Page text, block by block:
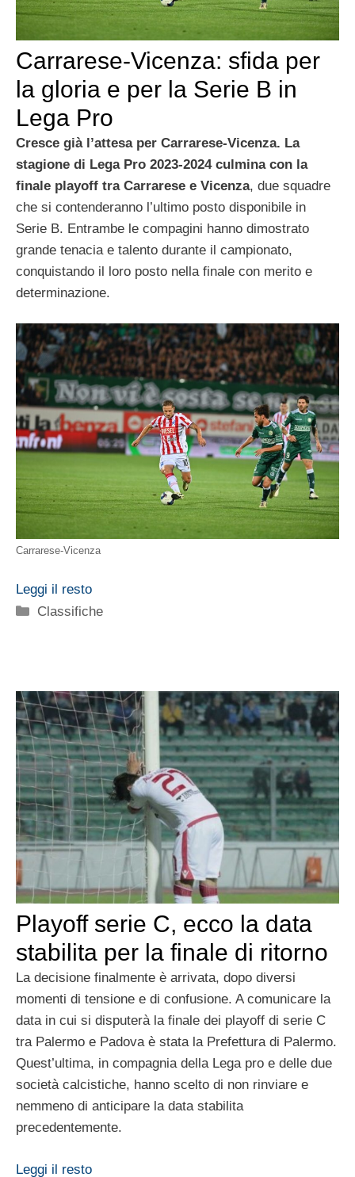
Carrarese-Vicenza: sfida per
la gloria e per la Serie B in
Lega Pro
Cresce già l’attesa per Carrarese-Vicenza. La
stagione di Lega Pro 2023-2024 culmina con la
finale playoff tra Carrarese e Vicenza, due squadre
che si contenderanno l’ultimo posto disponibile in
Serie B. Entrambe le compagini hanno dimostrato
grande tenacia e talento durante il campionato,
conquistando il loro posto nella finale con merito e
determinazione.
Carrarese-Vicenza
Leggi il resto
Categorie
Classifiche
Playoff serie C, ecco la data
stabilita per la finale di ritorno
La decisione finalmente è arrivata, dopo diversi
momenti di tensione e di confusione. A comunicare la
data in cui si disputerà la finale dei playoff di serie C
tra Palermo e Padova è stata la Prefettura di Palermo.
Quest’ultima, in compagnia della Lega pro e delle due
società calcistiche, hanno scelto di non rinviare e
nemmeno di anticipare la data stabilita
precedentemente.
Leggi il resto